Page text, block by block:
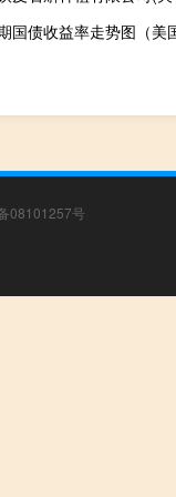
国债收益率走势图（美
08101257号